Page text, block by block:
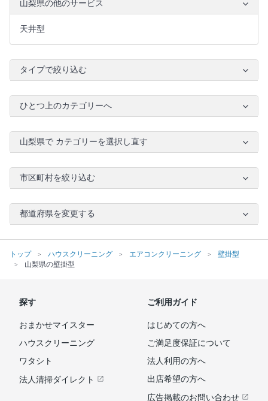
山梨県の他のサービス
天井型
タイプで絞り込む
ひとつ上のカテゴリーへ
山梨県で カテゴリーを選択し直す
市区町村を絞り込む
都道府県を変更する
トップ ハウスクリーニング エアコンクリーニング
壁掛型
山梨県の壁掛型
探す
おまかせマイスター
ハウスクリーニング
ワタシト
法人清掃ダイレクト
ご利用ガイド
はじめての方へ
ご満足度保証について
法人利用の方へ
出店希望の方へ
広告掲載のお問い合わせ